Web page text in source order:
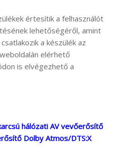
értesítik a felhasználót
lehetőségéről, amint
a készülék az
weboldalán elérhető
is elvégezhető a
hálózati AV vevőerősítő
Dolby Atmos/DTS:X